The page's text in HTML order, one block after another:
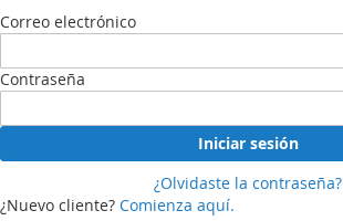
Correo electrónico
Contraseña
Iniciar sesión
¿Olvidaste la contraseña?
¿Nuevo cliente? Comienza aquí.